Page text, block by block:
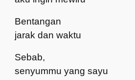
Bentangan
jarak dan waktu
Sebab,
senyummu yang sayu